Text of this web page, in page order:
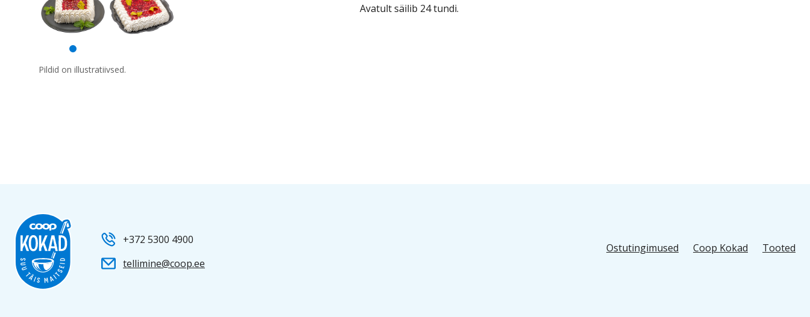
Pildid on illustratiivsed.
Avatult säilib 24 tundi.
+372 5300 4900
tellimine@coop.ee
Ostutingimused Coop Kokad Tooted